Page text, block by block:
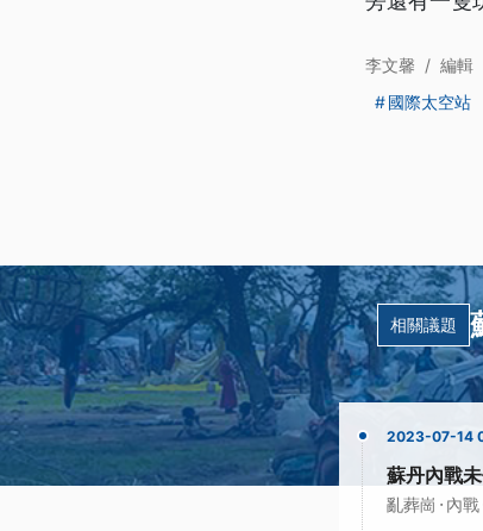
李文馨 / 編輯
國際太空站
相關議題
2023-07-14
蘇丹內戰
亂葬崗 · 內戰